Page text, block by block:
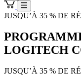
JUSQU’À 35 % DE
LOGITECH
JUSQU’À 35 % DE